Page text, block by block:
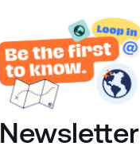
Newsletter